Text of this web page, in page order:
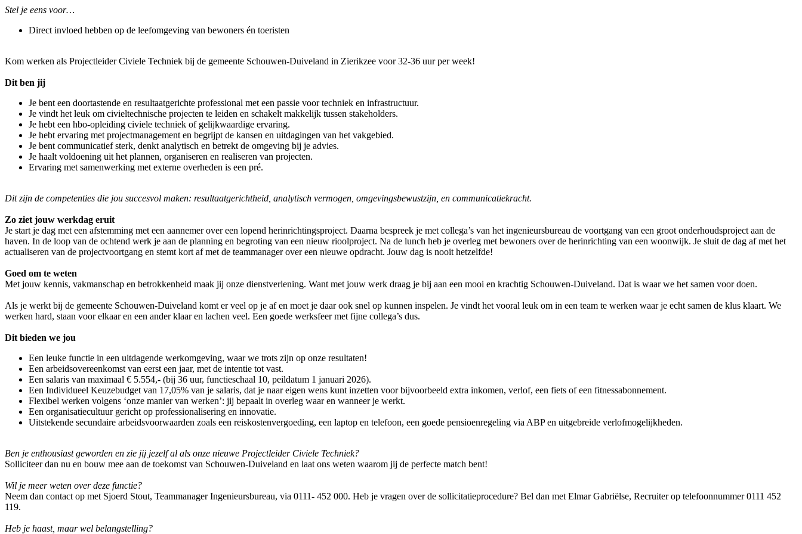
Stel je eens voor…
Direct invloed hebben op de leefomgeving van bewoners én toeristen
Kom werken als Projectleider Civiele Techniek bij de gemeente Schouwen-Duiveland in Zierikzee voor 32-36 uur per week!
Dit ben jij
Je bent een doortastende en resultaatgerichte professional met een passie voor techniek en infrastructuur.
Je vindt het leuk om civieltechnische projecten te leiden en schakelt makkelijk tussen stakeholders.
Je hebt een hbo-opleiding civiele techniek of gelijkwaardige ervaring.
Je hebt ervaring met projectmanagement en begrijpt de kansen en uitdagingen van het vakgebied.
Je bent communicatief sterk, denkt analytisch en betrekt de omgeving bij je advies.
Je haalt voldoening uit het plannen, organiseren en realiseren van projecten.
Ervaring met samenwerking met externe overheden is een pré.
Dit zijn de competenties die jou succesvol maken: resultaatgerichtheid, analytisch vermogen, omgevingsbewustzijn, en communicatiekracht.
Zo ziet jouw werkdag eruit
Je start je dag met een afstemming met een aannemer over een lopend herinrichtingsproject. Daarna bespreek je met collega’s van het ingenieursbureau de voortgang van een groot onderhoudsproject aan de
haven. In de loop van de ochtend werk je aan de planning en begroting van een nieuw rioolproject. Na de lunch heb je overleg met bewoners over de herinrichting van een woonwijk. Je sluit de dag af met het
actualiseren van de projectvoortgang en stemt kort af met de teammanager over een nieuwe opdracht. Jouw dag is nooit hetzelfde!
Goed om te weten
Met jouw kennis, vakmanschap en betrokkenheid maak jij onze dienstverlening. Want met jouw werk draag je bij aan een mooi en krachtig Schouwen-Duiveland. Dat is waar we het samen voor doen.
Als je werkt bij de gemeente Schouwen-Duiveland komt er veel op je af en moet je daar ook snel op kunnen inspelen. Je vindt het vooral leuk om in een team te werken waar je echt samen de klus klaart. We
werken hard, staan voor elkaar en een ander klaar en lachen veel. Een goede werksfeer met fijne collega’s dus.
Dit bieden we jou
Een leuke functie in een uitdagende werkomgeving, waar we trots zijn op onze resultaten!
Een arbeidsovereenkomst van eerst een jaar, met de intentie tot vast.
Een salaris van maximaal € 5.554,- (bij 36 uur, functieschaal 10, peildatum 1 januari 2026).
Een Individueel Keuzebudget van 17,05% van je salaris, dat je naar eigen wens kunt inzetten voor bijvoorbeeld extra inkomen, verlof, een fiets of een fitnessabonnement.
Flexibel werken volgens ‘onze manier van werken’: jij bepaalt in overleg waar en wanneer je werkt.
Een organisatiecultuur gericht op professionalisering en innovatie.
Uitstekende secundaire arbeidsvoorwaarden zoals een reiskostenvergoeding, een laptop en telefoon, een goede pensioenregeling via ABP en uitgebreide verlofmogelijkheden.
Ben je enthousiast geworden en zie jij jezelf al als onze nieuwe Projectleider Civiele Techniek?
Solliciteer dan nu en bouw mee aan de toekomst van Schouwen-Duiveland en laat ons weten waarom jij de perfecte match bent!
Wil je meer weten over deze functie?
Neem dan contact op met Sjoerd Stout, Teammanager Ingenieursbureau, via 0111- 452 000. Heb je vragen over de sollicitatieprocedure? Bel dan met Elmar Gabriëlse, Recruiter op telefoonnummer 0111 452
119.
Heb je haast, maar wel belangstelling?